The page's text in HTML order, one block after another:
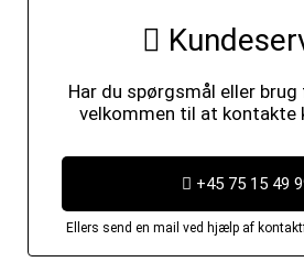
Har du spørgsmål eller
velkommen til at kontakte
+45 75 15 49
Ellers send en mail ved hjælp af